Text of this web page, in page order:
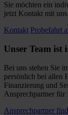
Sie möchten ein
jetzt Kontakt mit
Kontakt Probefahrt
Unser Team ist
Bei uns stehen Sie
persönlich bei allen
Finanzierung und
Ansprechpartner
Ansprechpartner